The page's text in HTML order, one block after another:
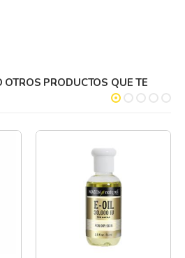
OTROS PRODUCTOS QUE TE